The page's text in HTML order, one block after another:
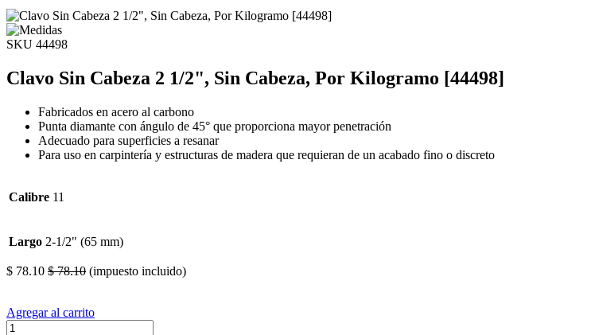
SKU 44498
Clavo Sin Cabeza 2 1/2", Sin Cabeza, Por Kilogramo [44498]
Fabricados en acero al carbono
Punta diamante con ángulo de 45° que proporciona mayor penetración
Adecuado para superficies a resanar
Para uso en carpintería y estructuras de madera que requieran de un acabado fino o discreto
Calibre 11
Largo 2-1/2" (65 mm)
$ 78.10 $78.10 (impuesto incluido)
Agregar al carrito